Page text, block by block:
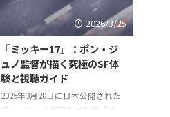
2026/3/25
『ミッキー17』：ポン・ジ
ュノ監督が描く究極のSF体
験と視聴ガイド
2025年3月28日に日本公開された
ポン・ジュノ監督の最新作『ミッ